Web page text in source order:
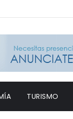
TURISMO